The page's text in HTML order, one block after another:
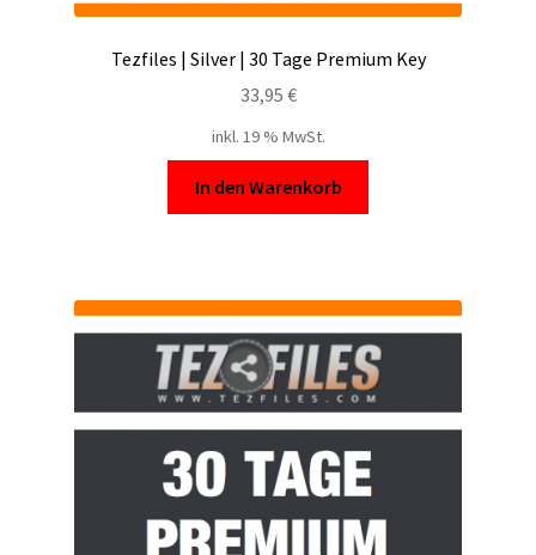
Tezfiles | Silver | 30 Tage Premium Key
33,95 €
inkl. 19 % MwSt.
In den Warenkorb